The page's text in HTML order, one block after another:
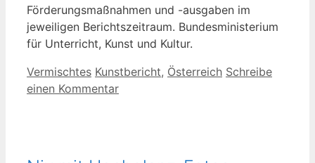
Förderungsmaßnahmen und -ausgaben im
jeweiligen Berichtszeitraum. Bundesministerium
für Unterricht, Kunst und Kultur.
Kategorien
Vermischtes Schlagwörter
Kunstbericht, Österreich Schreibe
einen Kommentar